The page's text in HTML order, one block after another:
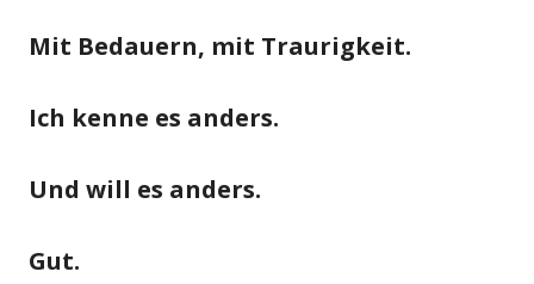
Mit Bedauern, mit Traurigkeit.
Ich kenne es anders.
Und will es anders.
Gut.